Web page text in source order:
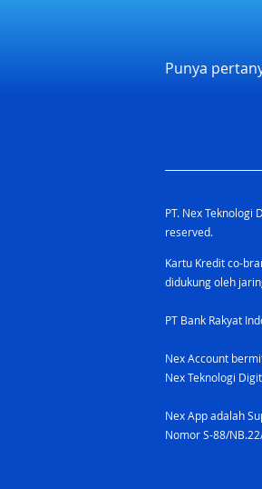
Punya
PT. Nex
reserved.
Kartu Kredit co-
didukung oleh
PT Bank Rakyat
Nex Account
Nex Teknologi
Nex App adalah
Nomor S-88/